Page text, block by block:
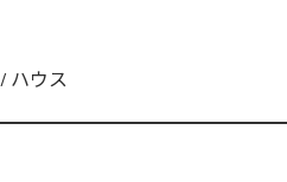
/ ハウス